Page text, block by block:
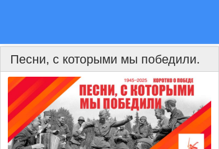
Песни, с которыми мы победили.